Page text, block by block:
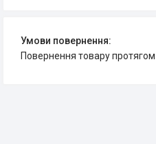
повернення товару протягом